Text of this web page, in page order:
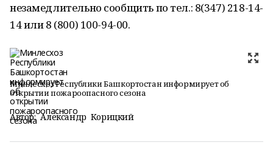
незамедлительно сообщить по тел.: 8(347) 218-14-
14 или 8 (800) 100-94-00.
Минлесхоз Республики Башкортостан информирует об
открытии пожароопасного сезона
Автор: Александр Корицкий